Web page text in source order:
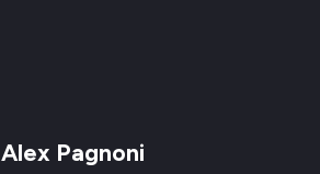
Alex Pagnoni